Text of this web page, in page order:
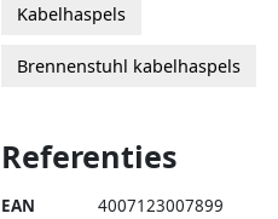
Kabelhaspels
Brennenstuhl kabelhaspels
Referenties
EAN 4007123007899